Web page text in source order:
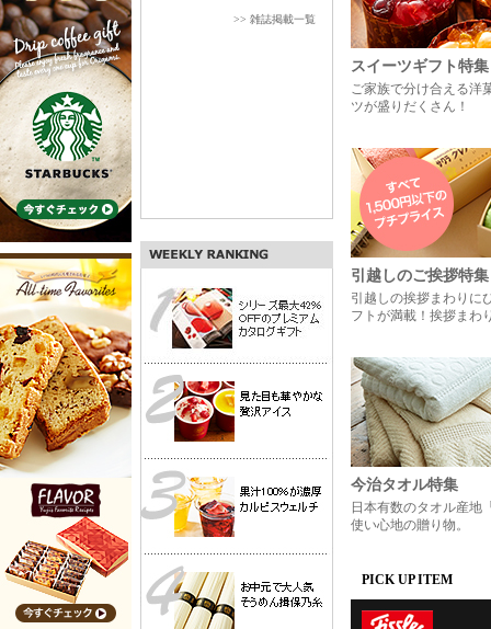
>> 雑誌掲載一覧
スイーツギフト特集
ご家族で分け合える洋
ツが盛りだくさん！
引越しのご挨拶特集
引越しの挨拶まわりに
フトが満載！挨拶まわ
今治タオル特集
日本有数のタオル産地
使い心地の贈り物。
PICK UP ITEM